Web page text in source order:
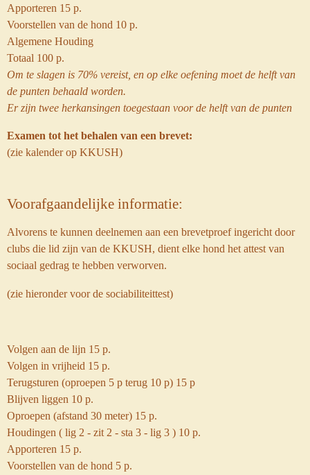
Apporteren 15 p.
Voorstellen van de hond 10 p.
Algemene Houding
Totaal 100 p.
Om te slagen is 70% vereist, en op elke oefening moet de helft van
de punten behaald worden.
Er zijn twee herkansingen toegestaan voor de helft van de punten
Examen tot het behalen van een brevet:
(zie kalender op KKUSH)
Voorafgaandelijke informatie:
Alvorens te kunnen deelnemen aan een brevetproef ingericht door
clubs die lid zijn van de KKUSH, dient elke hond het attest van
sociaal gedrag te hebben verworven.
(zie hieronder voor de sociabiliteittest)
Volgen aan de lijn 15 p.
Volgen in vrijheid 15 p.
Terugsturen (oproepen 5 p terug 10 p) 15 p
Blijven liggen 10 p.
Oproepen (afstand 30 meter) 15 p.
Houdingen ( lig 2 - zit 2 - sta 3 - lig 3 ) 10 p.
Apporteren 15 p.
Voorstellen van de hond 5 p.